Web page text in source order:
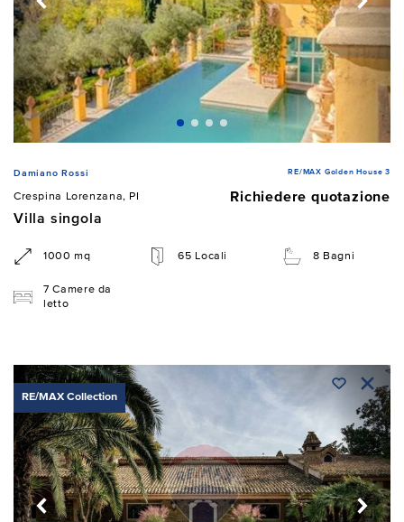
Damiano Rossi RE/MAX Golden House 3
Crespina Lorenzana, PI
Richiedere quotazione
Villa singola
1000 mq 65 Locali 8 Bagni
7 Camere da
letto
RE/MAX Collection